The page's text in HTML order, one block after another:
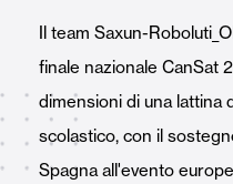
Tende Esterne
Il team Saxun-
finale nazionale CanSat
dimensioni di una lattina
scolastico, con il
Spagna all'evento